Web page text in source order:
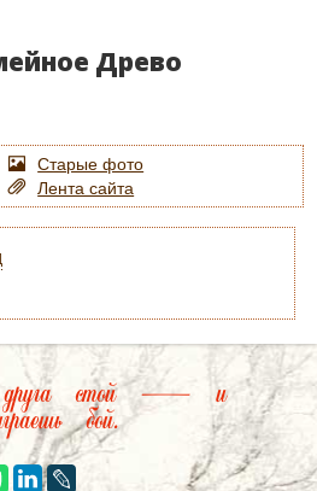
Древо
Старые фото
Лента сайта
стой — и
бой.